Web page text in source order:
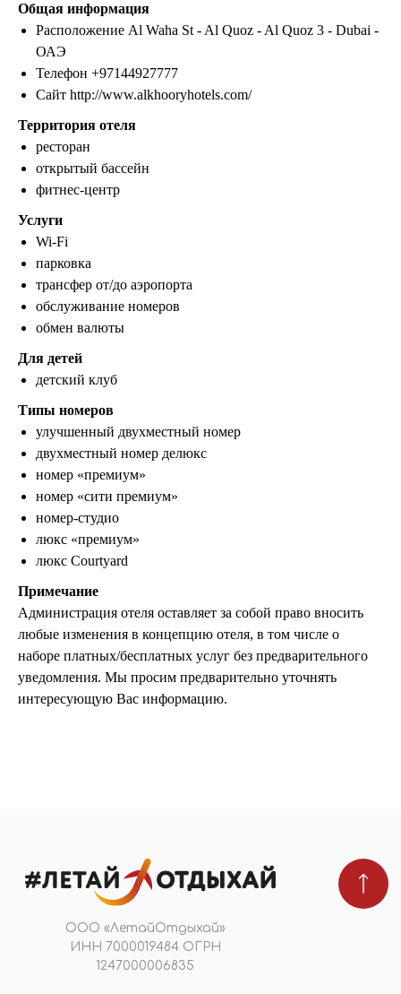
Общая информация
Расположение Al Waha St - Al Quoz - Al Quoz 3 - Dubai -
ОАЭ
Телефон +97144927777
Сайт http://www.alkhooryhotels.com/
Территория отеля
ресторан
открытый бассейн
фитнес-центр
Услуги
Wi-Fi
парковка
трансфер от/до аэропорта
обслуживание номеров
обмен валюты
Для детей
детский клуб
Типы номеров
улучшенный двухместный номер
двухместный номер делюкс
номер «премиум»
номер «сити премиум»
номер-студио
люкс «премиум»
люкс Courtyard
Примечание
Администрация отеля оставляет за собой право вносить
любые изменения в концепцию отеля, в том числе о
наборе платных/бесплатных услуг без предварительного
уведомления. Мы просим предварительно уточнять
интересующую Вас информацию.
+7 (495) 032-15-95
г. Москва, ул. Садовая-Самотечная, 13
стр. 1 оф. 312
+7 (3822) 734-204
г. Томск, ул. Белинского, 30
ООО «ЛетайОтдыхай»
1247000006835
Туры от 60 надежных туроператоров
ПОДПИШИТЕСЬ НА НОВОСТИ
Мы в реестре туроператоров
В031-00161-00/03736762